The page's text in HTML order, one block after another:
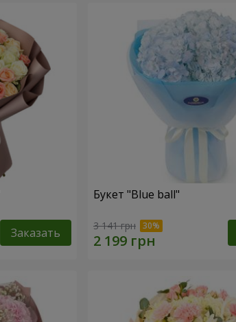
Заказать
Букет "Blue ball"
3 141 грн